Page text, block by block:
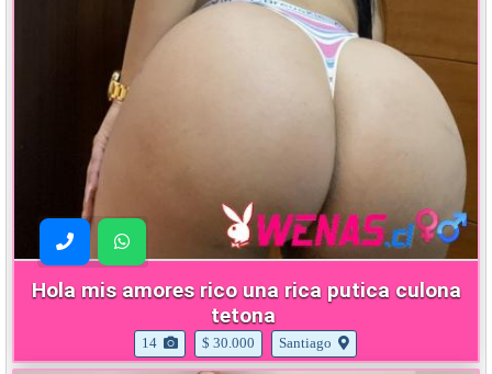
Hola mis amores rico una rica putica culona
tetona
14 $ 30.000 Santiago